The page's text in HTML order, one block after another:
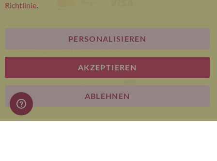
© Bariatric Advantage® ist eine Marke der Metagenics
Group. Alle Rechte vorbehalten.
E-commerce
Richtlinie.
AKZEPTIEREN
PERSONALISIEREN
ABLEHNEN